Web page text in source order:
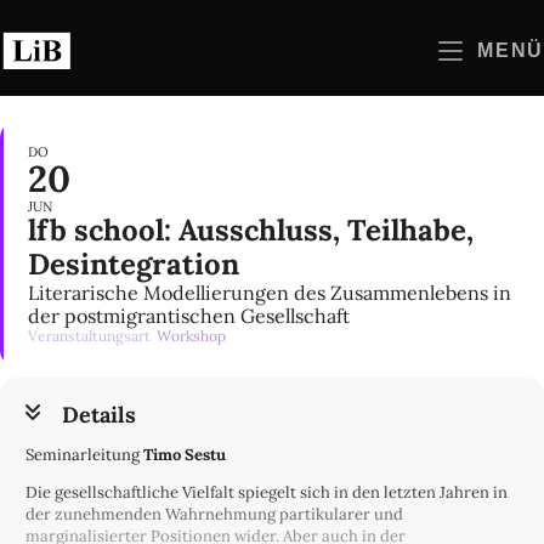
Inhalt
springen
MENÜ
DO
20
JUN
lfb school: Ausschluss, Teilhabe,
Desintegration
Literarische Modellierungen des Zusammenlebens in
der postmigrantischen Gesellschaft
Veranstaltungsart Workshop
Details
SeminarleitungTimo Sestu
Die gesellschaftliche Vielfalt spiegelt sich in den letzten Jahren in
der zunehmenden Wahrnehmung partikularer und
marginalisierter Positionen wider. Aber auch in der